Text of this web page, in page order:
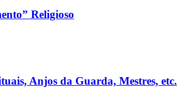
Religioso
Anjos da Guarda, Mestres, etc.